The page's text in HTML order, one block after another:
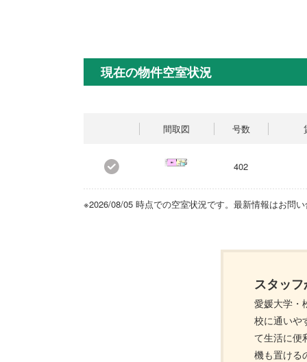
現在の物件空室状況
間取図 号数
402
※2026/08/05 時点での空室状況です。最新情報はお問
スタッ
愛媛大学・
校に通いや
て生活に便
機も置ける